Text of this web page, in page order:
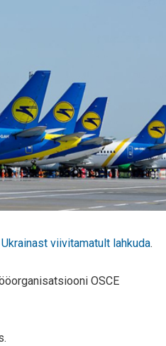
viivitamatult lahkuda.
OSCE